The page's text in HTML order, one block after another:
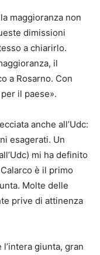
maggioranza non
dimissioni
a chiarirlo.
il
a Rosarno. Con
il paese».
anche all’Udc:
esagerati. Un
mi ha definito
è il primo
Molte delle
prive di attinenza
giunta, gran